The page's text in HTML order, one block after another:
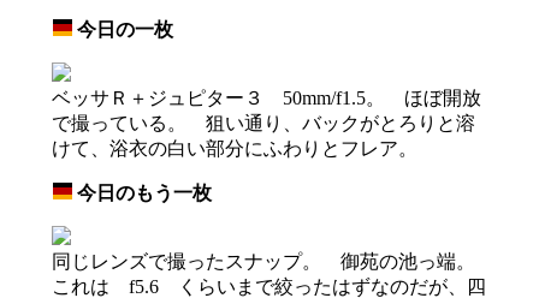
今日の一枚
ベッサＲ＋ジュピター３ 50mm/f1.5。 ほぼ開放
で撮っている。 狙い通り、バックがとろりと溶
けて、浴衣の白い部分にふわりとフレア。
今日のもう一枚
同じレンズで撮ったスナップ。 御苑の池っ端。
これは f5.6 くらいまで絞ったはずなのだが、四